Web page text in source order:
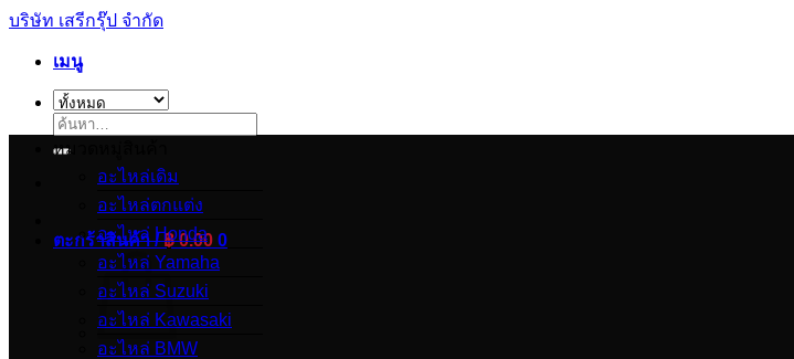
บริษัท เสรีกรุ๊ป จำกัด
เมนู
ค้นหา:
ตะกร้าสินค้า /฿0.00 0
หมวดหมู่สินค้า
อะไหล่เดิม
อะไหล่ตกแต่ง
อะไหล่ Honda
อะไหล่ Yamaha
อะไหล่ Suzuki
อะไหล่ Kawasaki
อะไหล่ BMW